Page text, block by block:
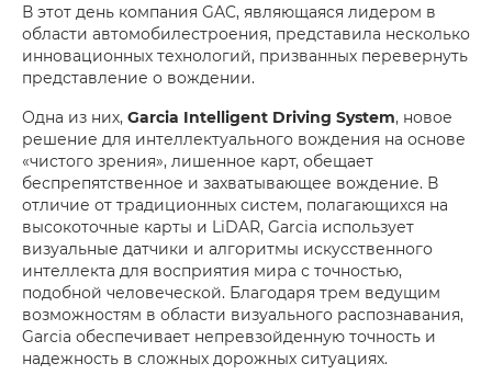
В этот день компания GAC, являющаяся лидером в
области автомобилестроения, представила несколько
инновационных технологий, призванных перевернуть
представление о вождении.
Одна из них, Garcia Intelligent Driving System, новое
решение для интеллектуального вождения на основе
«чистого зрения», лишенное карт, обещает
беспрепятственное и захватывающее вождение. В
отличие от традиционных систем, полагающихся на
высокоточные карты и LiDAR, Garcia использует
визуальные датчики и алгоритмы искусственного
интеллекта для восприятия мира с точностью,
подобной человеческой. Благодаря трем ведущим
возможностям в области визуального распознавания,
Garcia обеспечивает непревзойденную точность и
надежность в сложных дорожных ситуациях.